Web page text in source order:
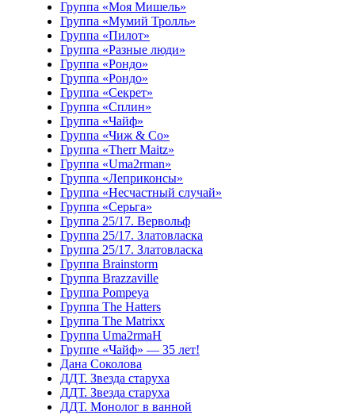
Группа «Моя Мишель»
Группа «Мумий Тролль»
Группа «Пилот»
Группа «Разные люди»
Группа «Рондо»
Группа «Рондо»
Группа «Секрет»
Группа «Сплин»
Группа «Чайф»
Группа «Чиж & Co»
Группа «Therr Maitz»
Группа «Uma2rman»
Группа «Леприконсы»
Группа «Несчастный случай»
Группа «Серьга»
Группа 25/17. Вервольф
Группа 25/17. Златовласка
Группа 25/17. Златовласка
Группа Brainstorm
Группа Brazzaville
Группа Pompeya
Группа The Hatters
Группа The Matrixx
Группа Uma2rmaH
Группе «Чайф» — 35 лет!
Дана Соколова
ДДТ. Звезда старуха
ДДТ. Звезда старуха
ДДТ. Монолог в ванной